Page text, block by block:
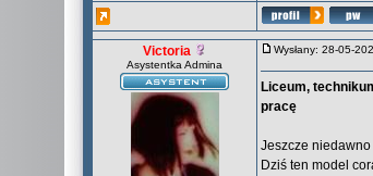
Victoria
Asystentka Admina
Wysłany: 28-05-
Liceum,
pracę
Jeszcze niedawno
Dziś ten model